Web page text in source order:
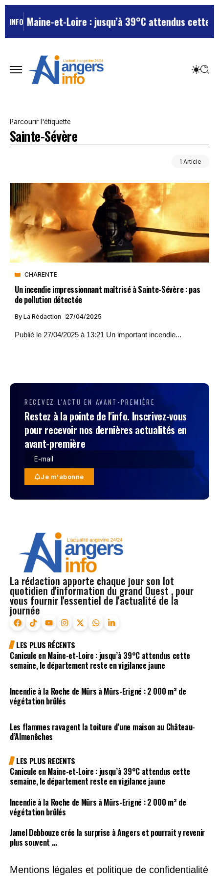
INFO
en Maine-et-Loire : jusqu’à 39°C attendus cette
Parcourir l'étiquette
Sainte-Sévère
1 Article
CHARENTE
Un incendie impressionnant maîtrisé à Sainte-Sévère : pas
de pollution détectée
By La Rédaction 27/04/2025
Publié le 27/04/2025 à 13:21 Un important incendie...
RECEVEZ L'ACTU EN AVANT-PREMIÈRE
Restez à la pointe de l'info. Inscrivez-vous
pour recevoir nos dernières actualités en
avant-première
Je m'abonne
La rédaction apporte chaque jour son lot
quotidien d'information du grand Ouest , pour
vous fournir l'essentiel de l'actualité de la
journée
LES PLUS RÉCENTS
Canicule en Maine-et-Loire : jusqu’à 39°C attendus cette
semaine, le département reste en vigilance jaune
Incendie à la Roche de Mûrs à Mûrs-Erigné : 2 000 m² de
végétation brûlés
Les flammes ravagent la toiture d’une maison au Château-
d’Almenêches
LES PLUS RECENTS
Canicule en Maine-et-Loire : jusqu’à 39°C attendus cette
semaine, le département reste en vigilance jaune
Incendie à la Roche de Mûrs à Mûrs-Erigné : 2 000 m² de
végétation brûlés
Jamel Debbouze crée la surprise à Angers et pourrait y revenir
plus souvent …
Mentions légales et politique de confidentialité